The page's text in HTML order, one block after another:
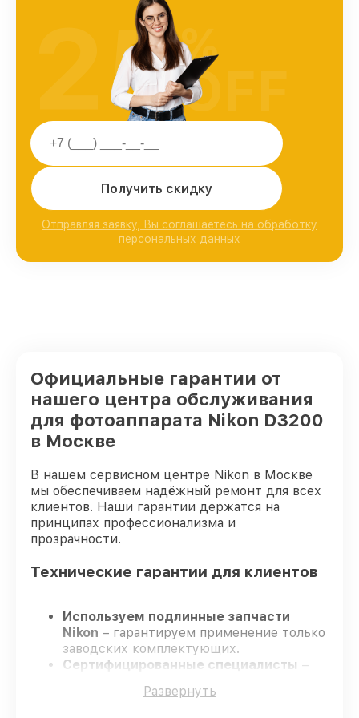
Получить скидку
Отправляя заявку, Вы соглашаетесь на обработку
персональных данных
25%
OFF
Официальные гарантии от
нашего центра обслуживания
для фотоаппарата Nikon D3200
в Москве
В нашем сервисном центре Nikon в Москве
мы обеспечиваем надёжный ремонт для всех
клиентов. Наши гарантии держатся на
принципах профессионализма и
прозрачности.
Технические гарантии для клиентов
Используем подлинные запчасти
Nikon – гарантируем применение только
заводских комплектующих.
Сертифицированные специалисты –
подтверждает уровень их
Развернуть